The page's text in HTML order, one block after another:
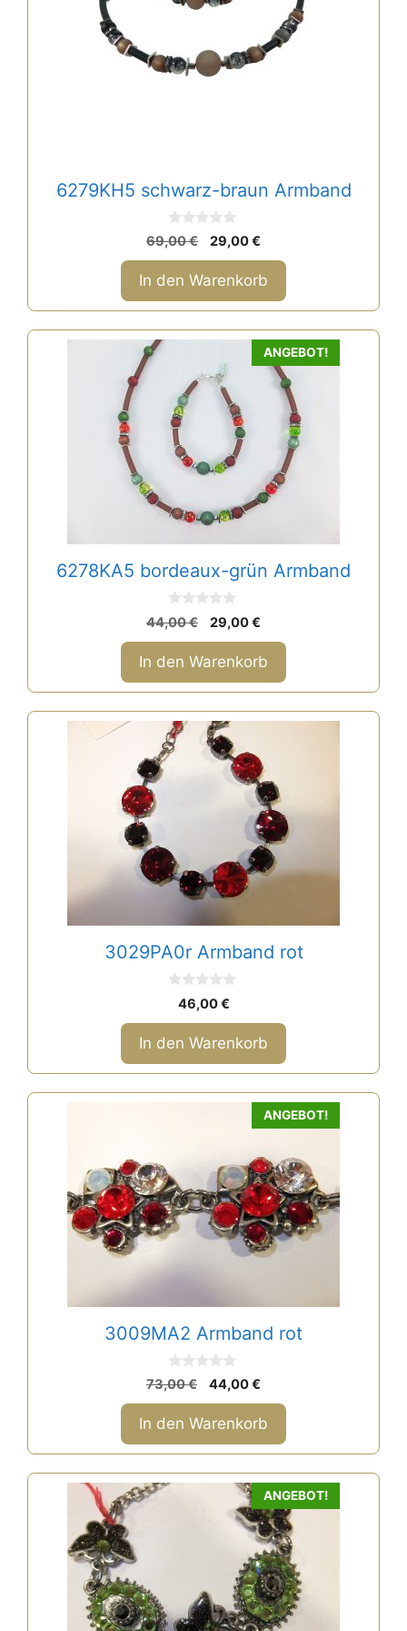
6279KH5 schwarz-braun Armband
0
v
o
n
5
69,00€
Ursprünglicher
Preis
war:
69,00 €
29,00€
Preis
ist:
29,00 €.
In den Warenkorb
ANGEBOT!
6278KA5 bordeaux-grün Armband
0
v
o
n
5
44,00€
Ursprünglicher
Preis
war:
44,00 €
29,00€
Preis
ist:
29,00 €.
In den Warenkorb
3029PA0r Armband rot
o
5
46,00€
In den Warenkorb
ANGEBOT!
3009MA2 Armband rot
0
v
o
n
5
73,00€
Ursprünglicher
Preis
war:
73,00 €
44,00€
Preis
ist:
44,00 €.
In den Warenkorb
ANGEBOT!